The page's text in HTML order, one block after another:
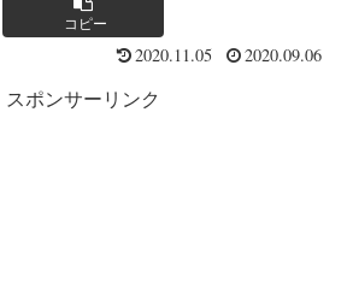
コピー
2020.11.05 2020.09.06
スポンサーリンク